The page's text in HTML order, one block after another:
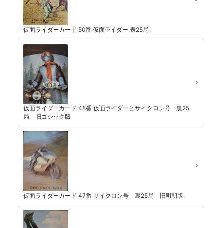
仮面ライダーカード 50番 仮面ライダー 表25局
仮面ライダーカード 48番 仮面ライダーとサイクロン号 裏25
局 旧ゴシック版
仮面ライダーカード 47番 サイクロン号 裏25局 旧明朝版